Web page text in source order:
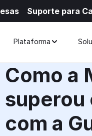
Suporte para
Plataforma
Como a
superou
com a